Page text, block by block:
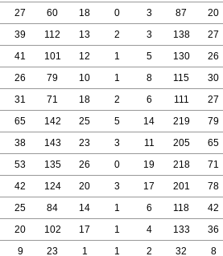
27 60 18 0 3 87 20
39 112 13 2 3 138 27
41 101 12 1 5 130 26
26 79 10 1 8 115 30
31 71 18 2 6 111 27
65 142 25 5 14 219 79
38 143 23 3 11 205 65
53 135 26 0 19 218 71
42 124 20 3 17 201 78
25 84 14 1 6 118 42
20 102 17 1 4 133 36
9 23 1 1 2 32 8